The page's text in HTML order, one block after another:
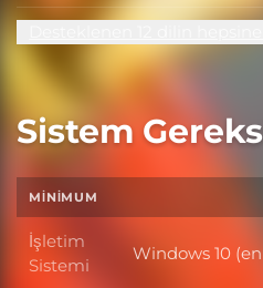
Sistem
MINIMUM
İşletim
Sistemi
İşletim Sistemi
Windows 10